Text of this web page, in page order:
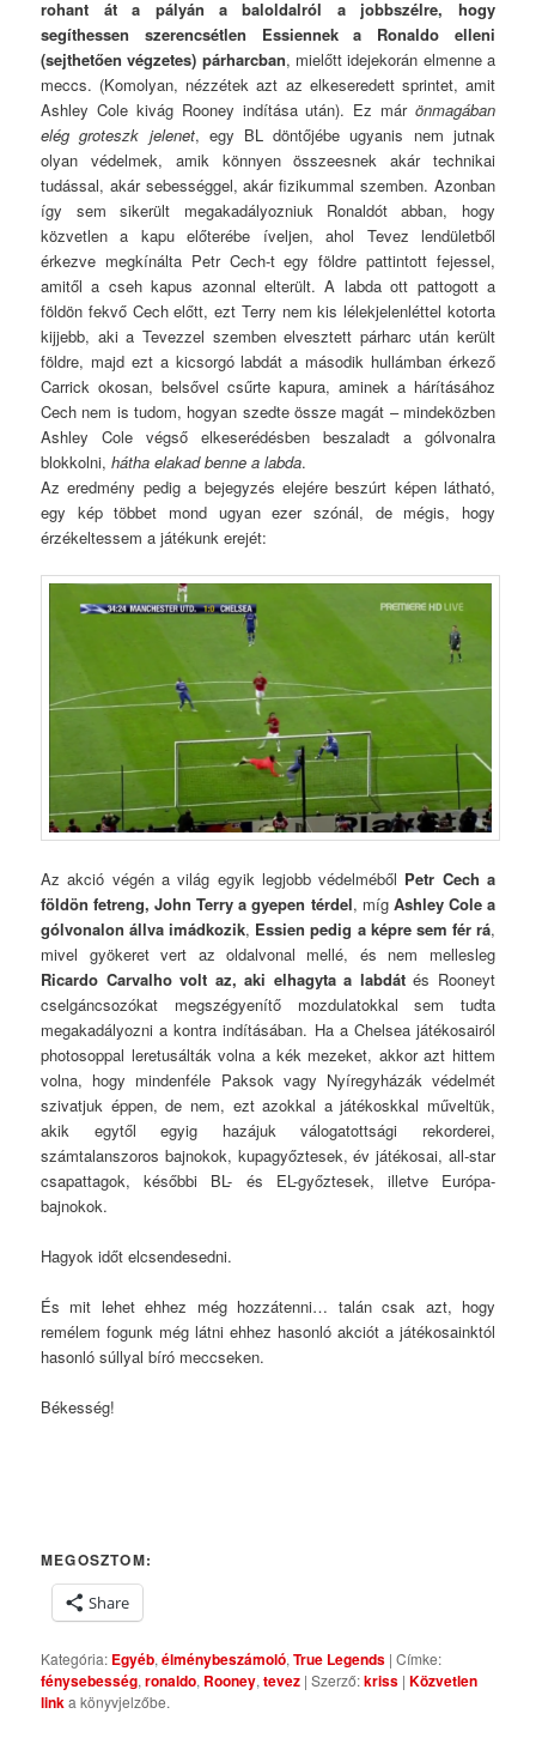
rohant át a pályán a baloldalról a jobbszélre, hogy
segíthessen szerencsétlen Essiennek a Ronaldo elleni
(sejthetően végzetes) párharcban, mielőtt idejekorán elmenne a
meccs. (Komolyan, nézzétek azt az elkeseredett sprintet, amit
Ashley Cole kivág Rooney indítása után). Ez márönmagában
elég groteszk jelenet, egy BL döntőjébe ugyanis nem jutnak
olyan védelmek, amik könnyen összeesnek akár technikai
tudással, akár sebességgel, akár fizikummal szemben. Azonban
így sem sikerült megakadályozniuk Ronaldót abban, hogy
közvetlen a kapu előterébe íveljen, ahol Tevez lendületből
érkezve megkínálta Petr Cech-t egy földre pattintott fejessel,
amitől a cseh kapus azonnal elterült. A labda ott pattogott a
földön fekvő Cech előtt, ezt Terry nem kis lélekjelenléttel kotorta
kijjebb, aki a Tevezzel szemben elvesztett párharc után került
földre, majd ezt a kicsorgó labdát a második hullámban érkező
Carrick okosan, belsővel csűrte kapura, aminek a hárításához
Cech nem is tudom, hogyan szedte össze magát – mindeközben
Ashley Cole végső elkeserédésben beszaladt a gólvonalra
blokkolni,hátha elakad benne a labda.
Az eredmény pedig a bejegyzés elejére beszúrt képen látható,
egy kép többet mond ugyan ezer szónál, de mégis, hogy
érzékeltessem a játékunk erejét:
Az akció végén a világ egyik legjobb védelméből Petr Cech a
földön fetreng, John Terry a gyepen térdel, míg Ashley Cole a
gólvonalon állva imádkozik, Essien pedig a képre sem fér rá,
mivel gyökeret vert az oldalvonal mellé, és nem mellesleg
Ricardo Carvalho volt az, aki elhagyta a labdátés Rooneyt
cselgáncsozókat megszégyenítő mozdulatokkal sem tudta
megakadályozni a kontra indításában. Ha a Chelsea játékosairól
photosoppal leretusálták volna a kék mezeket, akkor azt hittem
volna, hogy mindenféle Paksok vagy Nyíregyházák védelmét
szivatjuk éppen, de nem, ezt azokkal a játékoskkal műveltük,
akik egytől egyig hazájuk válogatottsági rekorderei,
számtalanszoros bajnokok, kupagyőztesek, év játékosai, all-star
csapattagok, későbbi BL- és EL-győztesek, illetve Európa-
bajnokok.
Hagyok időt elcsendesedni.
És mit lehet ehhez még hozzátenni… talán csak azt, hogy
remélem fogunk még látni ehhez hasonló akciót a játékosainktól
hasonló súllyal bíró meccseken.
Békesség!
MEGOSZTOM:
Share
Kategória: Egyéb,élménybeszámoló,True Legends | Címke:
fénysebesség,ronaldo, Rooney,tevez | Szerző:kriss |Közvetlen
linka könyvjelzőbe.